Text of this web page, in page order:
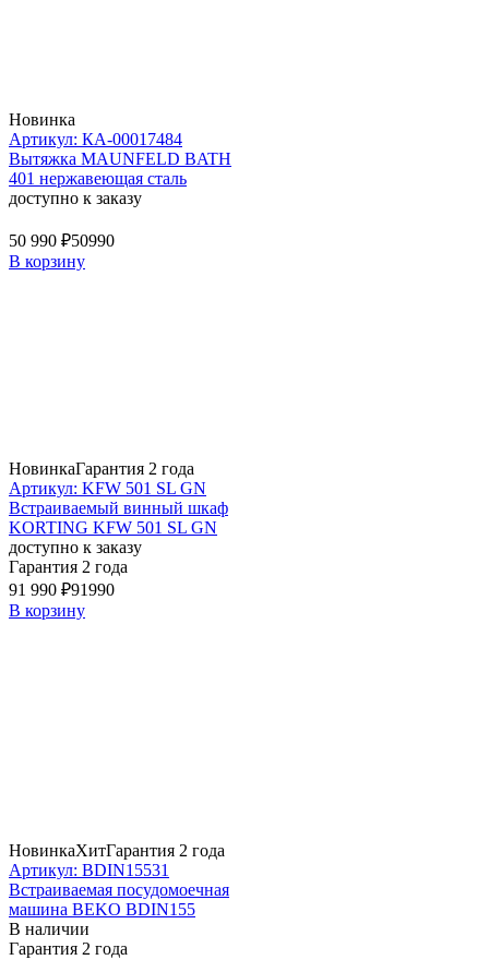
Новинка
Артикул: КА-00017484
Вытяжка MAUNFELD BATH
401 нержавеющая сталь
доступно к заказу
50 990 ₽50990
В корзину
НовинкаГарантия 2 года
Артикул: KFW 501 SL GN
Встраиваемый винный шкаф
KORTING KFW 501 SL GN
доступно к заказу
Гарантия 2 года
91 990 ₽91990
В корзину
НовинкаХитГарантия 2 года
Артикул: BDIN15531
Встраиваемая посудомоечная
машина BEKO BDIN155
В наличии
Гарантия 2 года